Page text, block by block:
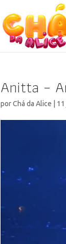
Anitta –
porChá da Alice